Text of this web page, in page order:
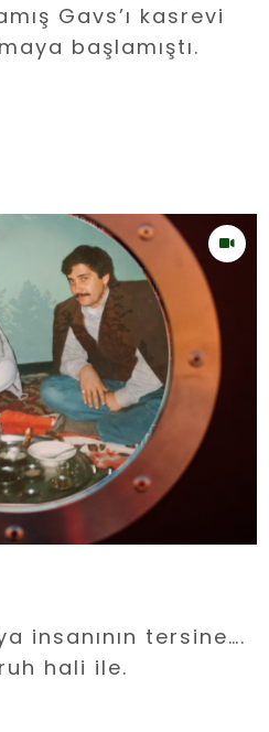
Gavs’ı kasrevi
başlamıştı.
insanının tersine….
hali ile.